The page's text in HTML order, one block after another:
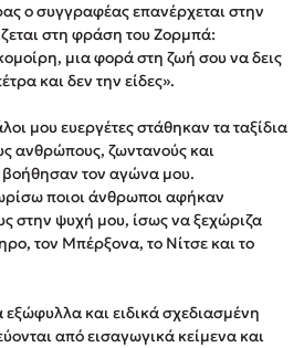
σου ταιριάζει για το καλοκαίρι;
οθόνες δεν είναι «το πρόβλημα»
αλλά την αγνοείς
Η Δρ. Δανάη Δεληγεώργη
Μια ξενάγηση στον Άδη της
σε μια μέρα!
ο συγγραφέας επανέρχεται στην
στη φράση του Ζορμπά:
μια φορά στη ζωή σου να δεις
και δεν την είδες».
μου ευεργέτες στάθηκαν τα ταξίδια
ανθρώπους, ζωντανούς και
βοήθησαν τον αγώνα μου.
ποιοι άνθρωποι αφήκαν
στην ψυχή μου, ίσως να ξεχώριζα
τον Μπέρξονα, το Νίτσε και το
εξώφυλλα και ειδικά σχεδιασμένη
από εισαγωγικά κείμενα και